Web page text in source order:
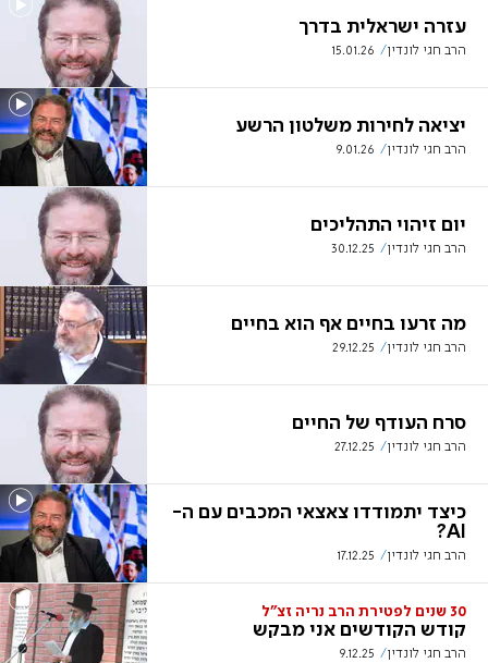
עזרה ישראלית בדרך
הרב חגי לונדין 15.01.26
יציאה לחירות משלטון הרשע
הרב חגי לונדין 9.01.26
יום זיהוי התהליכים
הרב חגי לונדין 30.12.25
מה זרעו בחיים אף הוא בחיים
הרב חגי לונדין 29.12.25
סרח העודף של החיים
הרב חגי לונדין 27.12.25
כיצד יתמודדו צאצאי המכבים עם ה-
AI?
הרב חגי לונדין 17.12.25
30 שנים לפטירת הרב נריה זצ"ל
קודש הקודשים אני מבקש
הרב חגי לונדין 9.12.25